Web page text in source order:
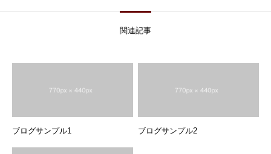
関連記事
ブログサンプル1 ブログサンプル2